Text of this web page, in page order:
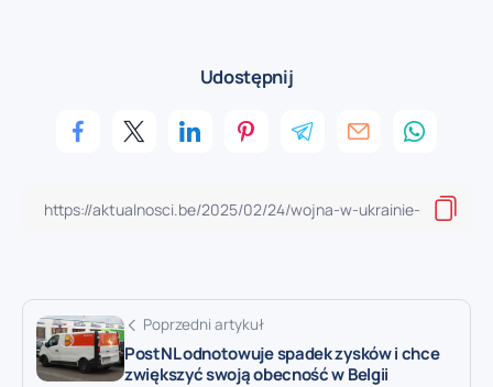
Udostępnij
Poprzedni artykuł
PostNL odnotowuje spadek zysków i chce
zwiększyć swoją obecność w Belgii